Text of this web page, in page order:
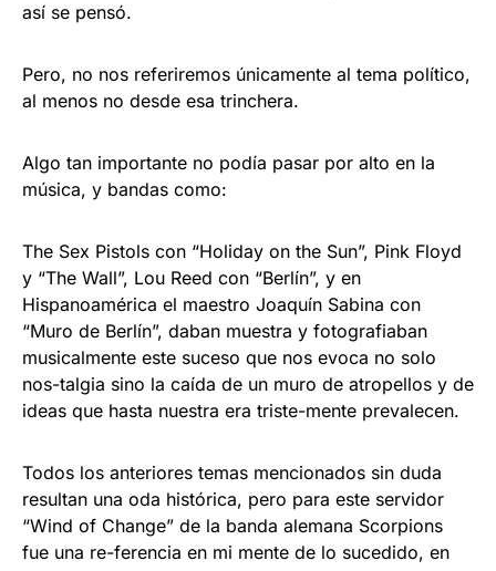
así se pensó.
Pero, no nos referiremos únicamente al tema político,
al menos no desde esa trinchera.
Algo tan importante no podía pasar por alto en la
música, y bandas como:
The Sex Pistols con “Holiday on the Sun”, Pink Floyd
y “The Wall”, Lou Reed con “Berlín”, y en
Hispanoamérica el maestro Joaquín Sabina con
“Muro de Berlín”, daban muestra y fotografiaban
musicalmente este suceso que nos evoca no solo
nos-talgia sino la caída de un muro de atropellos y de
ideas que hasta nuestra era triste-mente prevalecen.
Todos los anteriores temas mencionados sin duda
resultan una oda histórica, pero para este servidor
“Wind of Change” de la banda alemana Scorpions
fue una re-ferencia en mi mente de lo sucedido, en